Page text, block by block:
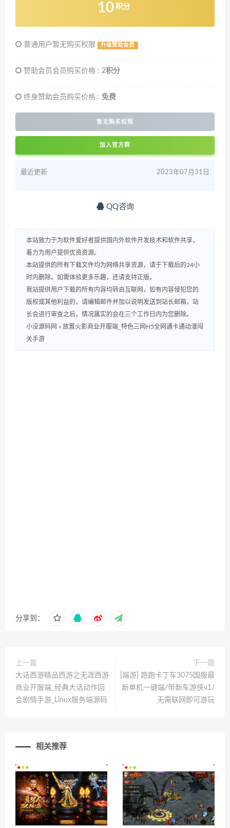
10 积分
普通用户暂无购买权限 升级赞助会员
赞助会员会员购买价格 : 2积分
终身赞助会员购买价格 : 免费
暂无购买权限
加入官方群
最近更新 2023年07月31日
QQ咨询
本站致力于为软件爱好者提供国内外软件开发技术和软件共享，
着力为用户提供优资资源。
本站提供的所有下载文件均为网络共享资源，请于下载后的24小
时内删除。如需体验更多乐趣，还请支持正版。
我站提供用户下载的所有内容均转自互联网，如有内容侵犯您的
版权或其他利益的，请编辑邮件并加以说明发送到站长邮箱，站
长会进行审查之后，情况属实的会在三个工作日内为您删除。
小没源码网 » 放置火影商业开服端_特色三网H5全网通卡通动漫闯
关手游
分享到：
上一篇
大话西游精品西游之无涯西游
商业开服端_经典大话动作回
合剧情手游_Linux服务端源码
下一篇
[端游] 跑跑卡丁车3075国服最
新单机一键端/带新车游侠v1/
无需联网即可游玩
相关推荐